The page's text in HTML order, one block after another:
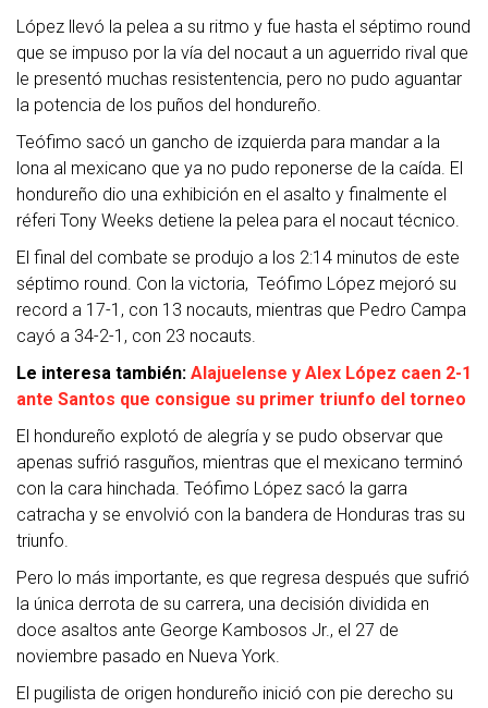
López llevó la pelea a su ritmo y fue hasta el séptimo round
que se impuso por la vía del nocaut a un aguerrido rival que
le presentó muchas resistentencia, pero no pudo aguantar
la potencia de los puños del hondureño.
Teófimo sacó un gancho de izquierda para mandar a la
lona al mexicano que ya no pudo reponerse de la caída. El
hondureño dio una exhibición en el asalto y finalmente el
réferi Tony Weeks detiene la pelea para el nocaut técnico.
El final del combate se produjo a los 2:14 minutos de este
séptimo round. Con la victoria, Teófimo López mejoró su
record a 17-1, con 13 nocauts, mientras que Pedro Campa
cayó a 34-2-1, con 23 nocauts.
Le interesa también: Alajuelense y Alex López caen 2-1
ante Santos que consigue su primer triunfo del torneo
El hondureño explotó de alegría y se pudo observar que
apenas sufrió rasguños, mientras que el mexicano terminó
con la cara hinchada. Teófimo López sacó la garra
catracha y se envolvió con la bandera de Honduras tras su
triunfo.
Pero lo más importante, es que regresa después que sufrió
la única derrota de su carrera, una decisión dividida en
doce asaltos ante George Kambosos Jr., el 27 de
noviembre pasado en Nueva York.
El pugilista de origen hondureño inició con pie derecho su